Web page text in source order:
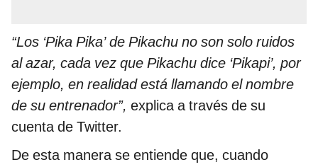
“Los ‘Pika Pika’ de Pikachu no son solo ruidos
al azar, cada vez que Pikachu dice ‘Pikapi’, por
ejemplo, en realidad está llamando el nombre
de su entrenador”, explica a través de su
cuenta de Twitter.
De esta manera se entiende que, cuando